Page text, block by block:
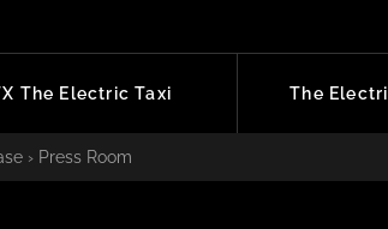
The Electric Taxi The
› Press Room